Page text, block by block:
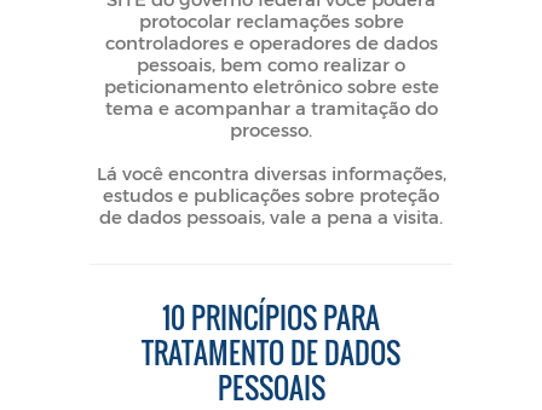
protocolar reclamações sobre
controladores e operadores de dados
pessoais, bem como realizar o
peticionamento eletrônico sobre este
tema e acompanhar a tramitação do
processo.
Lá você encontra diversas informações,
estudos e publicações sobre proteção
de dados pessoais, vale a pena a visita.
10 PRINCÍPIOS PARA
TRATAMENTO DE DADOS
PESSOAIS